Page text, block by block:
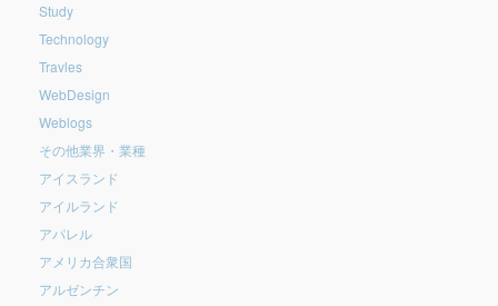
Study
Technology
Travles
WebDesign
Weblogs
その他業界・業種
アイスランド
アイルランド
アパレル
アメリカ合衆国
アルゼンチン